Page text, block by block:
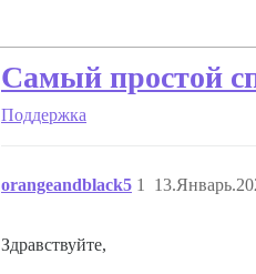
Самый простой
Поддержка
orangeandblack5 1
Здравствуйте,